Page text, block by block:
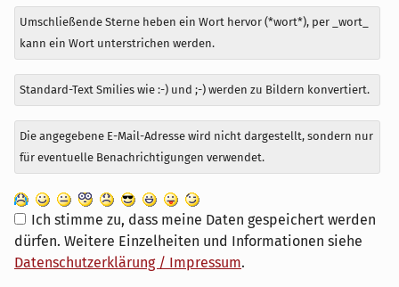
Umschließende Sterne heben ein Wort hervor (*wort*), per _wort_
kann ein Wort unterstrichen werden.
Standard-Text Smilies wie :-) und ;-) werden zu Bildern konvertiert.
Die angegebene E-Mail-Adresse wird nicht dargestellt, sondern nur
für eventuelle Benachrichtigungen verwendet.
Ich stimme zu, dass meine Daten gespeichert werden
dürfen. Weitere Einzelheiten und Informationen siehe
Datenschutzerklärung / Impressum.